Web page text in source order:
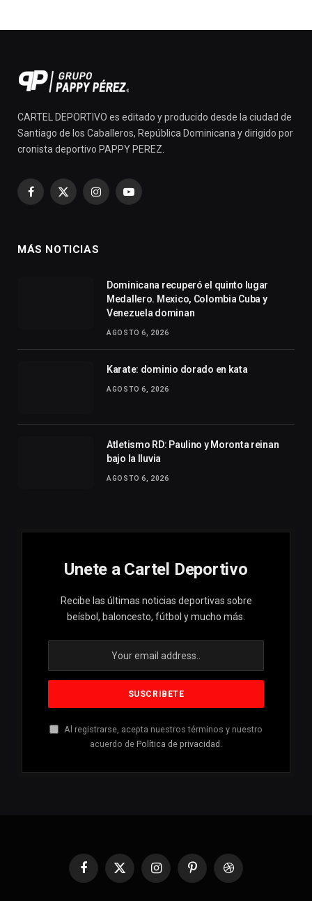
CARTEL DEPORTIVO es editado y producido desde la ciudad de
Santiago de los Caballeros, República Dominicana y dirigido por
cronista deportivo PAPPY PEREZ.
Facebook
X
InstagramYouTube
MÁS NOTICIAS
Dominicana recuperó el quinto lugar
Medallero. Mexico, Colombia Cuba y
Venezuela dominan
AGOSTO 6, 2026
Karate: dominio dorado en kata
AGOSTO 6, 2026
Atletismo RD: Paulino y Moronta reinan
bajo la lluvia
AGOSTO 6, 2026
Unete a Cartel Deportivo
Recibe las últimas noticias deportivas sobre
beísbol, baloncesto, fútbol y mucho más.
Al registrarse, acepta nuestros términos y nuestro
acuerdo de Política de privacidad .
Facebook
X
InstagramPinterestDribbble